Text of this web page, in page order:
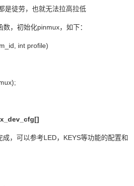
是徒劳，也就无法拉高拉低
数，初始化pinmux，如下：
int profile)
成，可以参考LED， KEYS等功能的配置和